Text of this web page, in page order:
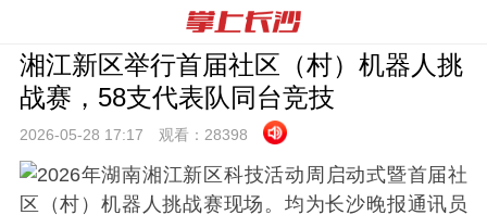
湘江新区举行首届社区（村）机器人挑
战赛，58支代表队同台竞技
2026-05-28 17:17 观看： 28398